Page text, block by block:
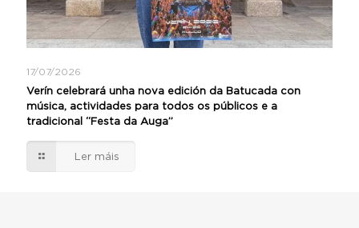
17/07/2026
Verín celebrará unha nova edición da Batucada con
música, actividades para todos os públicos e a
tradicional “Festa da Auga”
Ler máis